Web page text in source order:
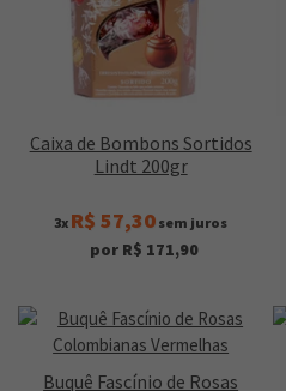
Caixa de Bombons Sortidos
Lindt 200gr
3x R$ 57,30 sem juros
por R$ 171,90
Buquê Fascínio de Rosas